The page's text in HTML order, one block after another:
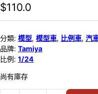
$110.0
分類: 模型, 模型車, 比例車, 汽
品牌: Tamiya
比例: 1/24
尚有庫存